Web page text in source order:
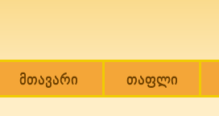
Main menu
მთავარი თაფლი